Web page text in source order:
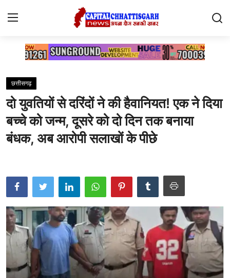
Contact
सारंगढ़
रायगढ़
देश
मनोरंजन
खेल
राजनीति
छत्तीसगढ़
दो युवतियों से दरिंदों ने की हैवानियत! एक ने दिया
बच्चे को जन्म, दूसरे को दो दिन तक बनाया
बंधक, अब आरोपी सलाखों के पीछे